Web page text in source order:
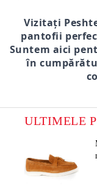
Vizitați
pantofii
Suntem aici
în
ULTIMELE